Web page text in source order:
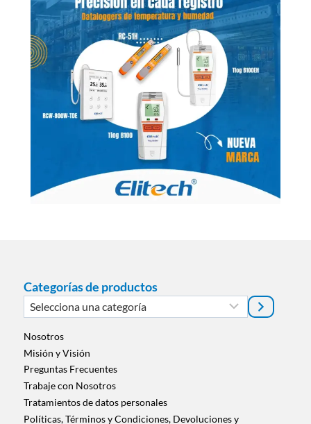
Categorías de productos
Selecciona
una
categoría
Nosotros
Misión y Visión
Preguntas Frecuentes
Trabaje con Nosotros
Tratamientos de datos personales
Políticas, Términos y Condiciones, Devoluciones y